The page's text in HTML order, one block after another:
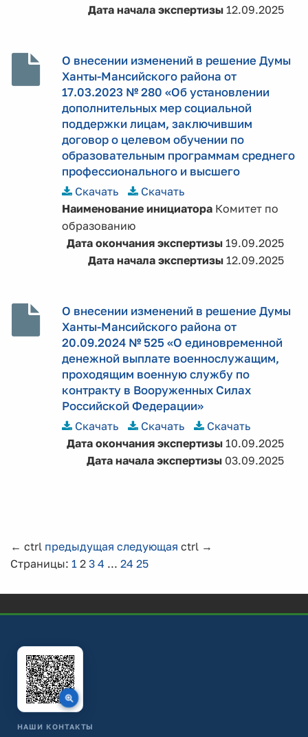
Дата начала экспертизы12.09.2025
О внесении изменений в решение Думы
Ханты-Мансийского района от
17.03.2023 № 280 «Об установлении
дополнительных мер социальной
поддержки лицам, заключившим
договор о целевом обучении по
образовательным программам среднего
профессионального и высшего
Скачать
Скачать
Наименование инициатора Комитет по
образованию
Дата окончания экспертизы19.09.2025
Дата начала экспертизы12.09.2025
О внесении изменений в решение Думы
Ханты-Мансийского района от
20.09.2024 № 525 «О единовременной
денежной выплате военнослужащим,
проходящим военную службу по
контракту в Вооруженных Силах
Российской Федерации»
Скачать
Скачать
Скачать
Дата окончания экспертизы10.09.2025
Дата начала экспертизы03.09.2025
← ctrl предыдущая следующая ctrl →
Страницы: 1 2 3 4 ... 24 25
НАШИ КОНТАКТЫ